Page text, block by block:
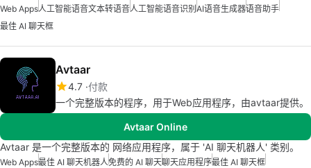
Web Apps人工智能语音文本转语音人工智能语音识别 AI语音生成器语音助手
最佳 AI 聊天框
Avtaar
4.7 付款
一个完整版本的程序，用于Web应用程序，由avtaar提供。
Avtaar Online
Avtaar 是一个完整版本的 网络应用程序，属于 'AI 聊天机器人' 类别。
Web Apps最佳 AI 聊天机器人免费的 AI 聊天聊天应用程序最佳 AI 聊天框